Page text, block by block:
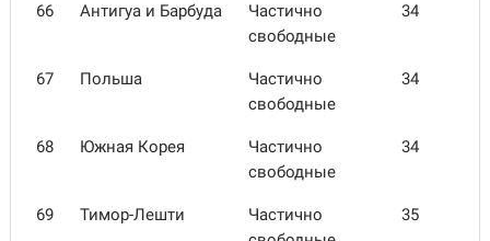
66 Антигуа и Барбуда
Частично
свободные
34
67 Польша
Частично
свободные
34
68 Южная Корея
Частично
свободные
34
69 Тимор-Лешти
Частично
35